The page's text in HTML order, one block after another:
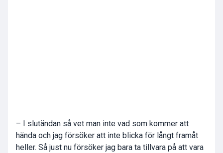
– I slutändan så vet man inte vad som kommer att
hända och jag försöker att inte blicka för långt framåt
heller. Så just nu försöker jag bara ta tillvara på att vara